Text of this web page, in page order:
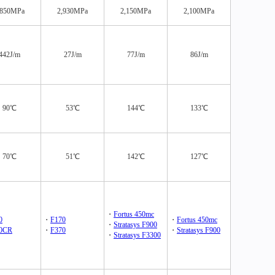
2,930MPa 2,150MPa 2,100MPa
m 27J/m 77J/m 86J/m
90℃ 53℃ 144℃ 133℃
70℃ 51℃ 142℃ 127℃
・ F170
・ F370
・ Fortus 450mc
・ Stratasys F900
・ Stratasys F3300
・ Fortus 450mc
・ Stratasys F900